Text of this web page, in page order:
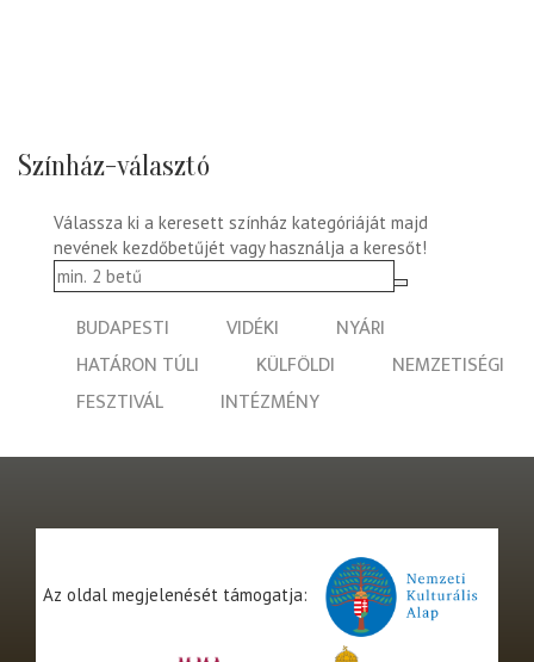
Színház-választó
Válassza ki a keresett színház kategóriáját majd
nevének kezdőbetűjét vagy használja a keresőt!
BUDAPESTI VIDÉKI
NYÁRI
HATÁRON TÚLI
KÜLFÖLDI
NEMZETISÉGI
FESZTIVÁL
INTÉZMÉNY
Az oldal megjelenését támogatja: